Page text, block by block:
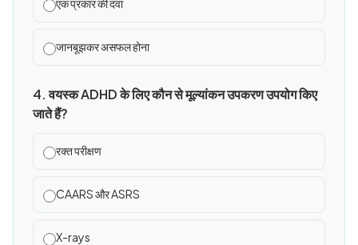
एक प्रकार की दवा
जानबूझकर असफल होना
4. वयस्क ADHD के लिए कौन से मूल्यांकन उपकरण उपयोग किए
जाते हैं?
रक्त परीक्षण
CAARS और ASRS
X-rays